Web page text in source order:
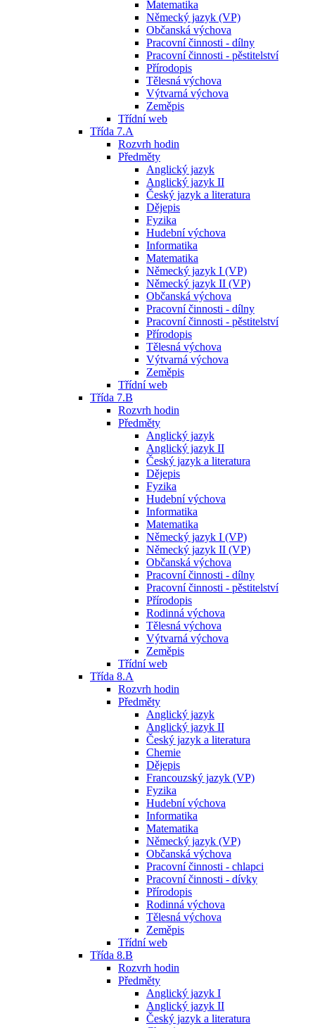
Matematika
Německý jazyk (VP)
Občanská výchova
Pracovní činnosti - dílny
Pracovní činnosti - pěstitelství
Přírodopis
Tělesná výchova
Výtvarná výchova
Zeměpis
Třídní web
Třída 7.A
Rozvrh hodin
Předměty
Anglický jazyk
Anglický jazyk II
Český jazyk a literatura
Dějepis
Fyzika
Hudební výchova
Informatika
Matematika
Německý jazyk I (VP)
Německý jazyk II (VP)
Občanská výchova
Pracovní činnosti - dílny
Pracovní činnosti - pěstitelství
Přírodopis
Tělesná výchova
Výtvarná výchova
Zeměpis
Třídní web
Třída 7.B
Rozvrh hodin
Předměty
Anglický jazyk
Anglický jazyk II
Český jazyk a literatura
Dějepis
Fyzika
Hudební výchova
Informatika
Matematika
Německý jazyk I (VP)
Německý jazyk II (VP)
Občanská výchova
Pracovní činnosti - dílny
Pracovní činnosti - pěstitelství
Přírodopis
Rodinná výchova
Tělesná výchova
Výtvarná výchova
Zeměpis
Třídní web
Třída 8.A
Rozvrh hodin
Předměty
Anglický jazyk
Anglický jazyk II
Český jazyk a literatura
Chemie
Dějepis
Francouzský jazyk (VP)
Fyzika
Hudební výchova
Informatika
Matematika
Německý jazyk (VP)
Občanská výchova
Pracovní činnosti - chlapci
Pracovní činnosti - dívky
Přírodopis
Rodinná výchova
Tělesná výchova
Zeměpis
Třídní web
Třída 8.B
Rozvrh hodin
Předměty
Anglický jazyk I
Anglický jazyk II
Český jazyk a literatura